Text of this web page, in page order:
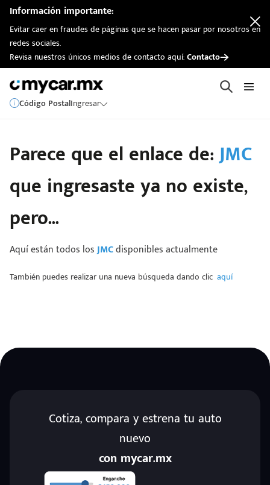
Información importante:
Evitar caer en fraudes de páginas que se hacen pasar por nosotros en
redes sociales.
Revisa nuestros únicos medios de contacto aquí:Contacto
Código PostalIngresar
Ingresar
Parece que el enlace de:JMC
que ingresaste ya no existe,
pero...
Aquí están todos losJMCdisponibles actualmente
También puedes realizar una nueva búsqueda dando clic aquí
Cotiza, compara y estrena tu auto
nuevo
con mycar.mx